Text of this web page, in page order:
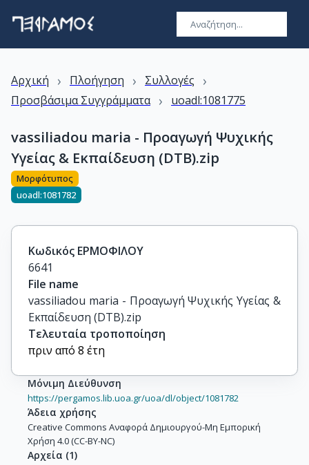
Αρχική › Πλοήγηση › Συλλογές ›
Προσβάσιμα Συγγράμματα › uoadl:1081775
vassiliadou maria - Προαγωγή Ψυχικής
Υγείας & Εκπαίδευση (DTB).zip
Μορφότυπος
uoadl:1081782
Κωδικός ΕΡΜΟΦΙΛΟΥ
6641
File name
vassiliadou maria - Προαγωγή Ψυχικής Υγείας &
Εκπαίδευση (DTB).zip
Τελευταία τροποποίηση
πριν από 8 έτη
Μόνιμη Διεύθυνση
https://pergamos.lib.uoa.gr/uoa/dl/object/1081782
Άδεια χρήσης
Creative Commons Αναφορά Δημιουργού-Μη Εμπορική
Χρήση 4.0 (CC-BY-NC)
Αρχεία (1)